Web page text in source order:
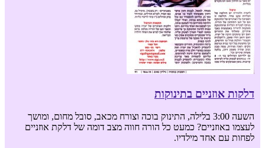
דלקות אוזניים בתינוקות
השעה 3:00 בלילה, התינוק בוכה וצורח מכאב, סובל מחום, ומושך
לעצמו באוזניים? כמעט כל הורה חווה מצב דומה של דלקת אוזניים
לפחות עם אחד מילדיו.